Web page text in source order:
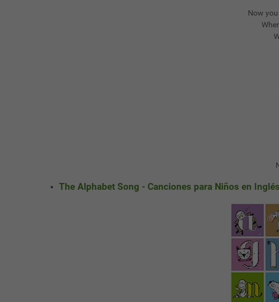
Now
The Alphabet Song - Canciones para Niños en